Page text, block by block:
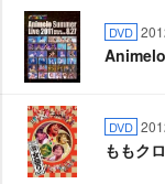
DVD
DVD
ももク